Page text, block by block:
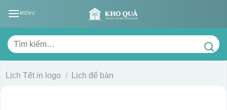
MENU
Tìm
kiếm:
Lịch Tết in logo / Lịch để bàn